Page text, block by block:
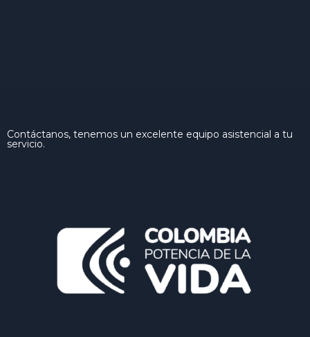
Contáctanos, tenemos un excelente equipo asistencial a tu
servicio.